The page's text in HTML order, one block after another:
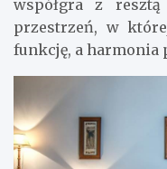
współgra z
przestrzeń, w
funkcję, a harmonia